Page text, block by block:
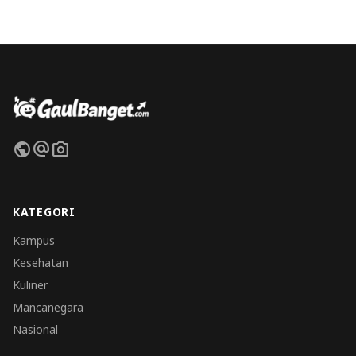
publicalternate_emailphoto_camera
KATEGORI
Kampus
Kesehatan
Kuliner
Mancanegara
Nasional